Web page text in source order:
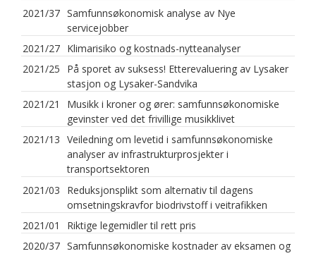
2021/37 Samfunnsøkonomisk analyse av Nye
servicejobber
2021/27 Klimarisiko og kostnads-nytteanalyser
2021/25
På sporet av suksess! Etterevaluering av Lysaker
stasjon og Lysaker-Sandvika
2021/21
Musikk i kroner og ører: samfunnsøkonomiske
gevinster ved det frivillige musikklivet
2021/13 Veiledning om levetid i samfunnsøkonomiske
analyser av infrastrukturprosjekter i
transportsektoren
2021/03
Reduksjonsplikt som alternativ til dagens
omsetningskravfor biodrivstoff i veitrafikken
2021/01
Riktige legemidler til rett pris
2020/37 Samfunnsøkonomiske kostnader av eksamen og